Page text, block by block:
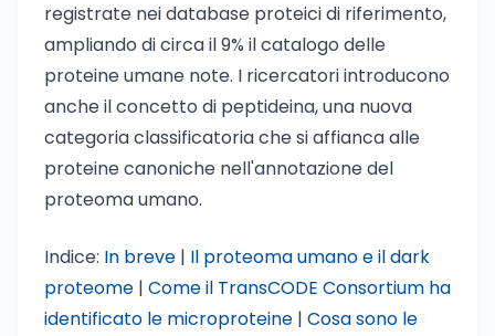
registrate nei database proteici di riferimento,
ampliando di circa il 9% il catalogo delle
proteine umane note. I ricercatori introducono
anche il concetto di peptideina, una nuova
categoria classificatoria che si affianca alle
proteine canoniche nell'annotazione del
proteoma umano.
Indice: In breve | Il proteoma umano e il dark
proteome | Come il TransCODE Consortium ha
identificato le microproteine | Cosa sono le